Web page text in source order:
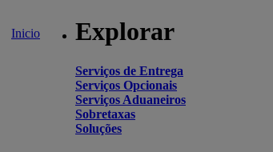
Inicio Explorar
Serviços de Entrega
Serviços Opcionais
Serviços Aduaneiros
Sobretaxas
Soluções